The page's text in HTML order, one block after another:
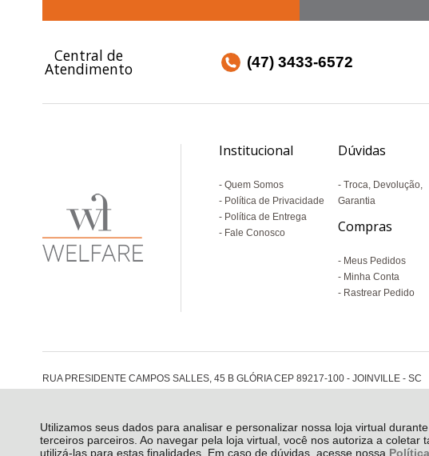
Utilizamos seus dados para analisar e personalizar nossa loja virtual
terceiros parceiros. Ao navegar pela loja virtual, você nos autoriza a coletar
utilizá-las para estas finalidades. Em caso de dúvidas, acesse nossa
Central de
Atendimento (47) 3433-6572
Institucional
Quem Somos
Política de Privacidade
Política de Entrega
Fale Conosco
Dúvidas
Troca, Devolução,
Garantia
Compras
Meus Pedidos
Minha Conta
Rastrear Pedido
RUA PRESIDENTE CAMPOS SALLES, 45 B GLÓRIA CEP 89217-100 - JOINVILLE - SC